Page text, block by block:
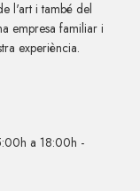
l'art i també del
empresa familiar i
experiència.
a 18:00h -